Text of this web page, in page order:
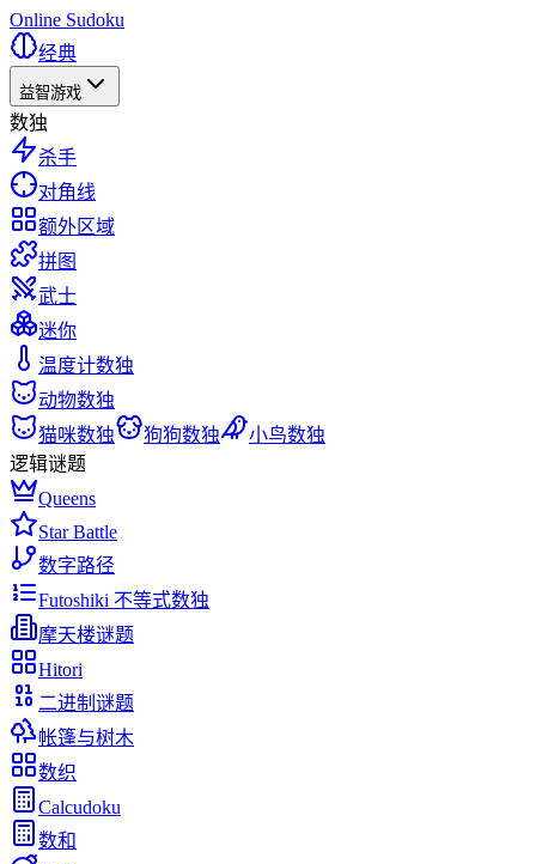
Online Sudoku
经典
益智游戏
数独
杀手
对角线
额外区域
拼图
武士
迷你
温度计数独
动物数独
猫咪数独
狗狗数独
小鸟数独
逻辑谜题
Queens
Star Battle
数字路径
Futoshiki 不等式数独
摩天楼谜题
Hitori
二进制谜题
帐篷与树木
数织
Calcudoku
数和